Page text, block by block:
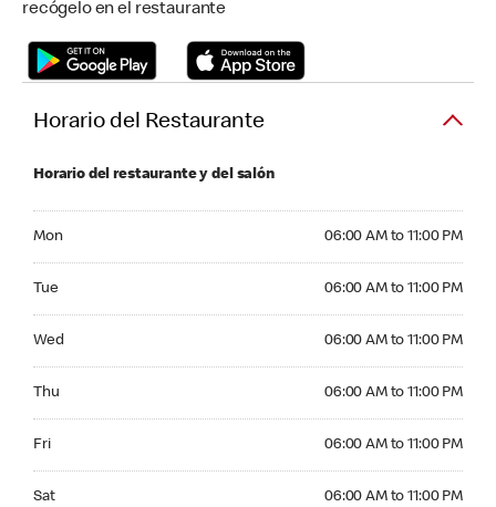
recógelo en el restaurante
Horario del Restaurante
Horario del restaurante y del salón
Mon 06:00 AM to 11:00 PM
Tue 06:00 AM to 11:00 PM
Wed 06:00 AM to 11:00 PM
Thu 06:00 AM to 11:00 PM
Fri 06:00 AM to 11:00 PM
Sat 06:00 AM to 11:00 PM